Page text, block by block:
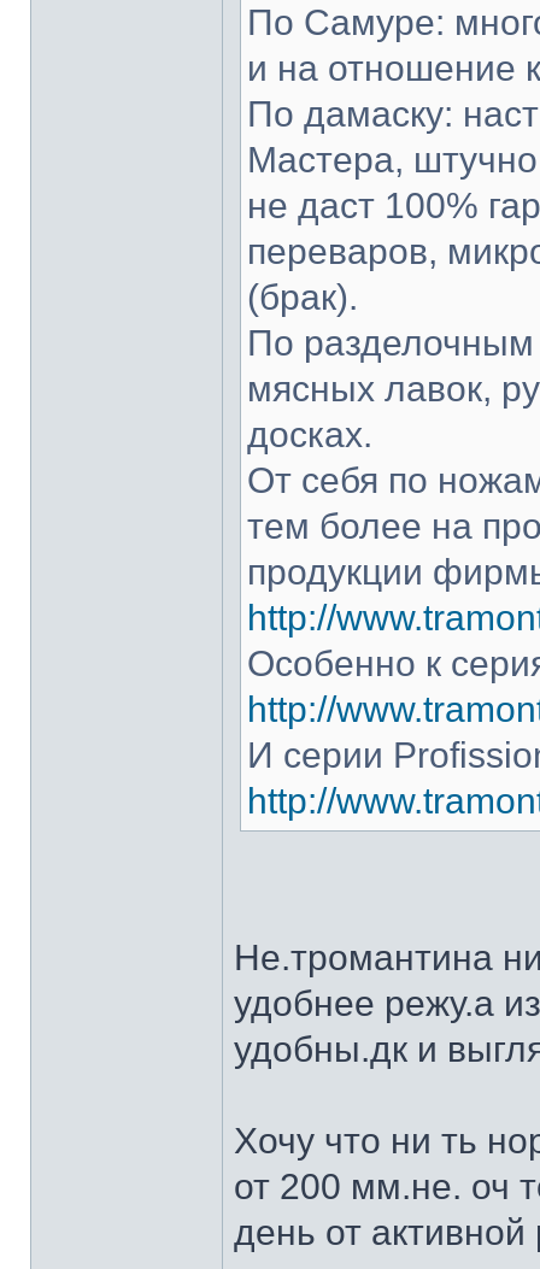
По Самуре:
и на отношение
По дамаску:
Мастера,
не даст 100%
переваров,
(брак).
По разделочным
мясных лавок,
досках.
От себя по
тем более на
продукции
http://
Особенно к
http://
И серии
http://
Не.тромантина
удобнее режу.а
удобны.дк и
Хочу что ни ть
от 200 мм.не. оч
день от